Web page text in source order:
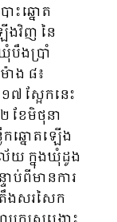
ះឆ្នោត
ងវិញ នៃ
ងប្រាំ
ោង ៨៖
៧ ស្អែកនេះ
ខែមិថុនា
ឆ្នោតឡើង
យ ក្នុងឃុំដូង
ប់ពីមានការ
តឹងសរសៃក